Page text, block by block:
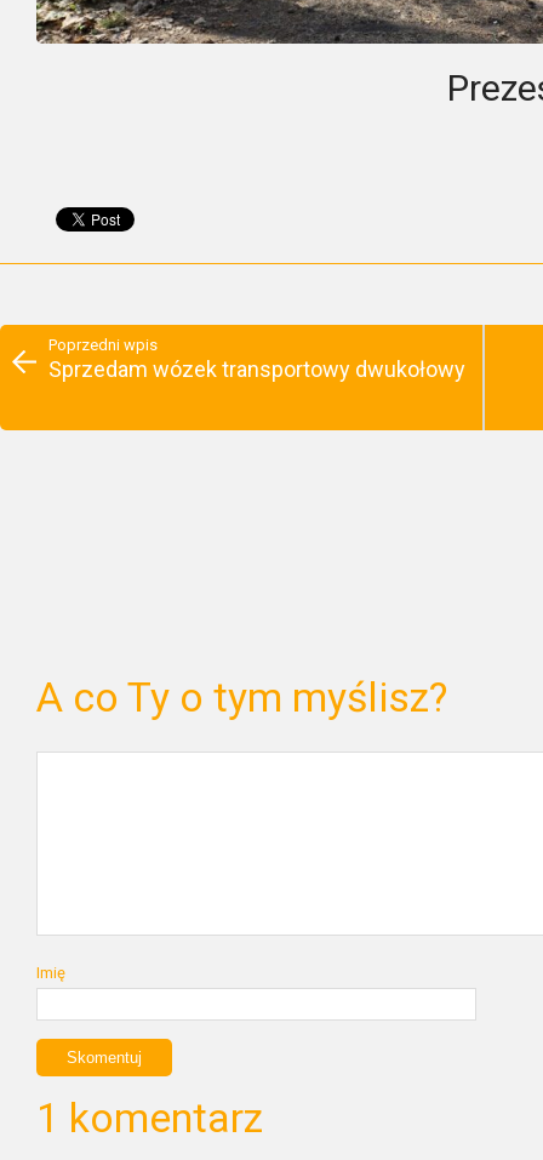
Poprzedni wpis
Sprzedam wózek transportowy dwukołowy
A co Ty o tym myślisz?
Imię
1 komentarz